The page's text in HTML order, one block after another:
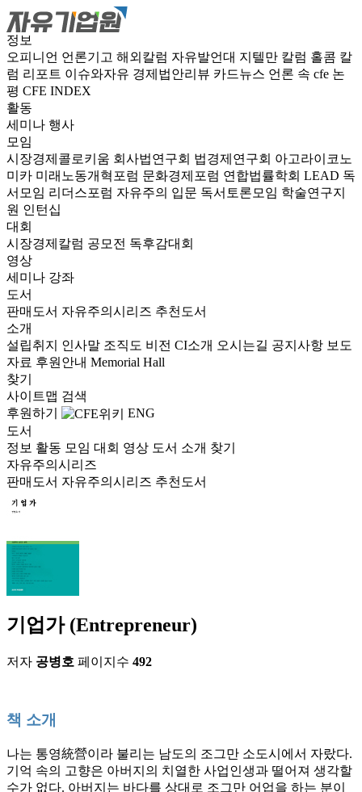
정보
오피니언 언론기고 해외칼럼 자유발언대 지텔만 칼럼 홀콤 칼
럼 리포트 이슈와자유 경제법안리뷰 카드뉴스 언론 속 cfe 논
평 CFE INDEX
활동
세미나 행사
모임
시장경제콜로키움 회사법연구회 법경제연구회 아고라이코노
미카 미래노동개혁포럼 문화경제포럼 연합법률학회 LEAD 독
서모임 리더스포럼 자유주의 입문 독서토론모임 학술연구지
원 인턴십
대회
시장경제칼럼 공모전 독후감대회
영상
세미나 강좌
도서
판매도서 자유주의시리즈 추천도서
소개
설립취지 인사말 조직도 비전 CI소개 오시는길 공지사항 보도
자료 후원안내 Memorial Hall
찾기
사이트맵 검색
후원하기
ENG
도서
정보 활동 모임 대회 영상 도서 소개 찾기
자유주의시리즈
판매도서 자유주의시리즈 추천도서
기업가 (Entrepreneur)
저자 공병호 페이지수 492
책 소개
나는 통영統營이라 불리는 남도의 조그만 소도시에서 자랐다.
기억 속의 고향은 아버지의 치열한 사업인생과 떨어져 생각할
수가 없다. 아버지는 바다를 상대로 조그만 어업을 하는 분이